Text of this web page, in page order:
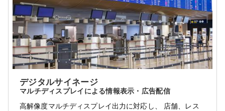
デジタルサイネージ
マルチディスプレイによる情報表示・広告配信
高解像度マルチディスプレイ出力に対応し、 店舗、レス